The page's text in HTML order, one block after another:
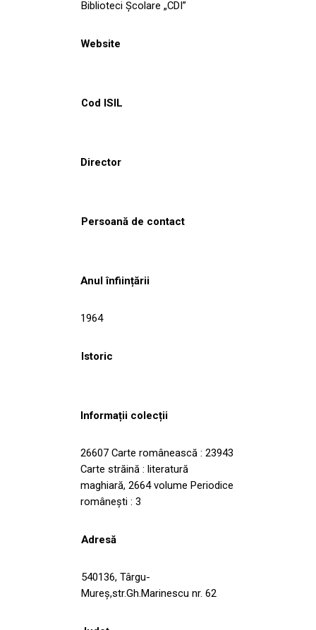
Biblioteci Școlare „CDI”
Website
Cod ISIL
Director
Persoană de contact
Anul înființării
1964
Istoric
Informații colecții
26607 Carte românească : 23943
Carte străină : literatură
maghiară, 2664 volume Periodice
româneşti : 3
Adresă
540136, Târgu-
Mureş,str.Gh.Marinescu nr. 62